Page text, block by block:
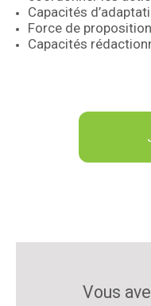
Capacités
Force de
Capacités
Vous